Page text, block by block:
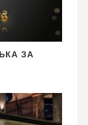
ЗА